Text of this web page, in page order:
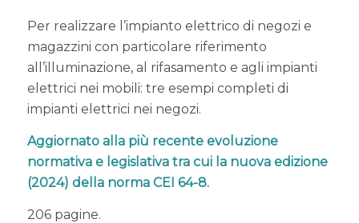
Per realizzare l’impianto elettrico di negozi e
magazzini con particolare riferimento
all’illuminazione, al rifasamento e agli impianti
elettrici nei mobili: tre esempi completi di
impianti elettrici nei negozi.
Aggiornato alla più recente evoluzione
normativa e legislativa tra cui la nuova edizione
(2024) della norma CEI 64-8.
206 pagine.